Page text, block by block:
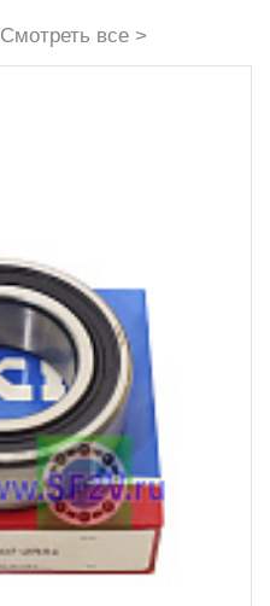
Смотреть все >